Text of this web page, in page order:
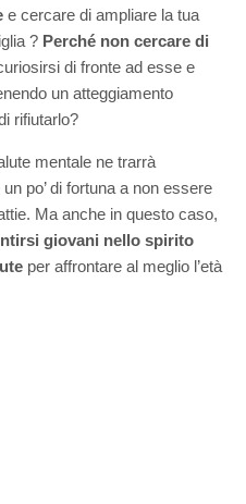
e cercare di ampliare la tua
? Perché non cercare di
di fronte ad esse e
un atteggiamento
rifiutarlo?
mentale ne trarrà
po’ di fortuna a non essere
Ma anche in questo caso,
giovani nello spirito
per affrontare al meglio l’età